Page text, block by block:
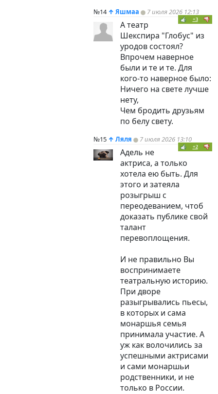
№14 ↑ Яшмаа 7 июля 2026 12:13
+3
А театр
Шекспира "Глобус" из
уродов состоял?
Впрочем наверное
были и те и те. Для
кого-то наверное было:
Ничего на свете лучше
нету,
Чем бродить друзьям
по белу свету.
№15 ↑ Ляля 7 июля 2026 13:10
+2
Адель не
актриса, а только
хотела ею быть. Для
этого и затеяла
розыгрыш с
переодеванием, чтоб
доказать публике свой
талант
перевоплощения.
И не правильно Вы
воспринимаете
театральную историю.
При дворе
разыгрывались пьесы,
в которых и сама
монаршья семья
принимала участие. А
уж как волочились за
успешными актрисами
и сами монаршьи
родственники, и не
только в России.